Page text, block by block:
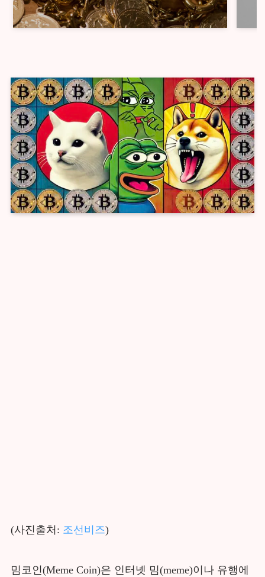
(사진출처: 조선비즈)
밈코인(Meme Coin)은 인터넷 밈(meme)이나 유행에